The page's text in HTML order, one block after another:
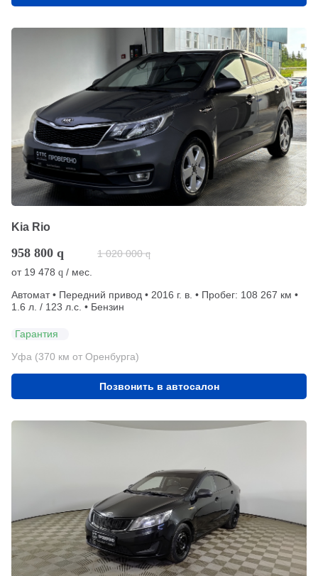
Kia Rio
958 800 q 1 020 000 q
от 19 478 q / мес.
Автомат • Передний привод • 2016 г. в. • Пробег: 108 267 км •
1.6 л. / 123 л.с. • Бензин
Гарантия
Уфа (370 км от Оренбурга)
Позвонить в автосалон